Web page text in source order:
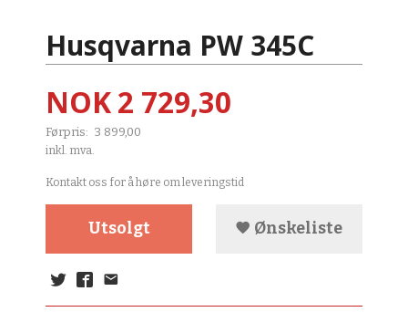
Husqvarna PW 345C
Tilbud
NOK2 729,30
Førpris: 3 899,00
Rabatt
inkl. mva.
Kontakt oss for å høre om leveringstid
Utsolgt Ønskeliste